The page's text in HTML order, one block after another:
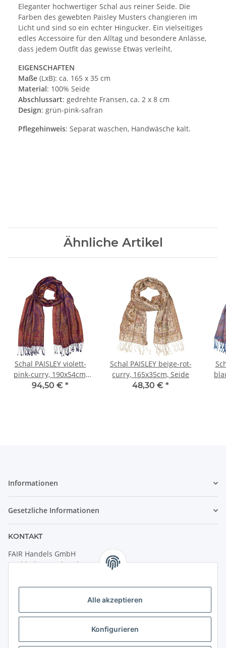
Alle akzeptieren
Konfigurieren
Eleganter hochwertiger Schal aus reiner Seide. Die
Farben des gewebten Paisley Musters changieren im
Licht und sind so ein echter Hingucker. Ein vielseitiges
edles Accessoire für den Alltag und besondere Anlässe,
dass jedem Outfit das gewisse Etwas verleiht.
EIGENSCHAFTEN
Maße (LxB): ca. 165 x 35 cm
Material: 100% Seide
Abschlussart: gedrehte Fransen, ca. 2 x 8 cm
Design: grün-pink-safran
Pflegehinweis: Separat waschen, Handwäsche kalt.
Ähnliche Artikel
Schal PAISLEY violett-
pink-curry, 190x54cm,
Seide
94,50 € *
Schal PAISLEY beige-rot-
curry, 165x35cm, Seide
48,30 € *
Informationen
Gesetzliche Informationen
KONTAKT
FAIR Handels GmbH
(Weltladen Innsbruck)
6020 Innsbruck
Öffnungszeiten: